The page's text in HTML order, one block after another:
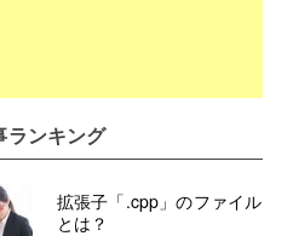
ランキング
拡張子「.cpp」のファイル
とは？